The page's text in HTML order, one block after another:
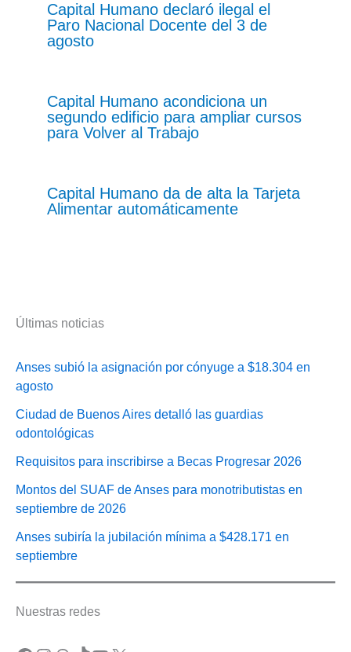
Capital Humano declaró ilegal el
Paro Nacional Docente del 3 de
agosto
Capital Humano acondiciona un
segundo edificio para ampliar cursos
para Volver al Trabajo
Capital Humano da de alta la Tarjeta
Alimentar automáticamente
Últimas noticias
Anses subió la asignación por cónyuge a $18.304 en
agosto
Ciudad de Buenos Aires detalló las guardias
odontológicas
Requisitos para inscribirse a Becas Progresar 2026
Montos del SUAF de Anses para monotributistas en
septiembre de 2026
Anses subiría la jubilación mínima a $428.171 en
septiembre
Nuestras redes